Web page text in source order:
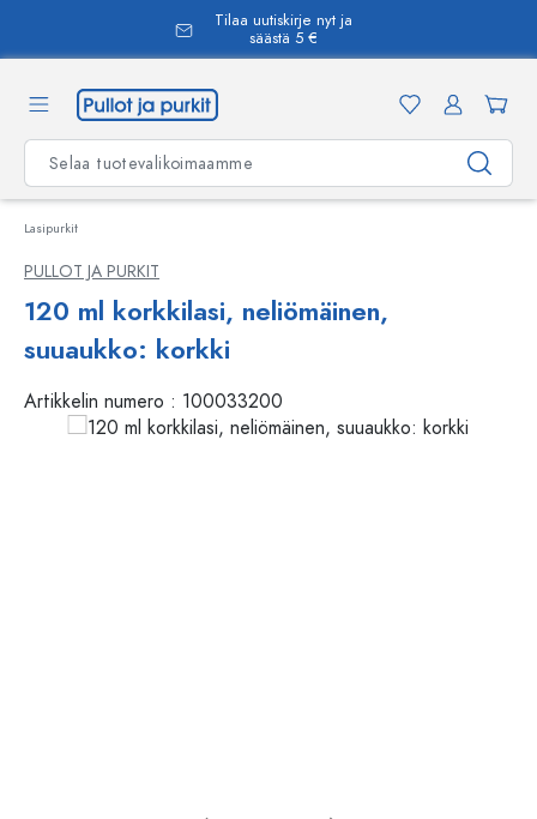
Tilaa uutiskirje nyt ja
säästä 5 €
Lasipurkit
PULLOT JA PURKIT
120 ml korkkilasi, neliömäinen,
suuaukko: korkki
Artikkelin numero : 100033200